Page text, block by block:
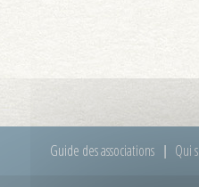
Guide des associations Qui